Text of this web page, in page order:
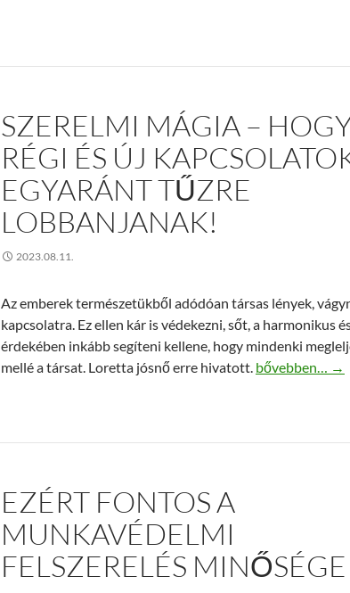
SZERELMI MÁGIA –
RÉGI ÉS ÚJ
EGYARÁNT TŰZRE
LOBBANJANAK!
2023.08.11.
Az emberek természetükből adódóan társas lények,
kapcsolatra. Ez ellen kár is védekezni, sőt, a harmonikus
érdekében inkább segíteni kellene, hogy mindenki
mellé a társat. Loretta jósnő erre hivatott. Szerelmi
bővebben… →
EZÉRT FONTOS A
MUNKAVÉDELMI
FELSZERELÉS MINŐSÉGE